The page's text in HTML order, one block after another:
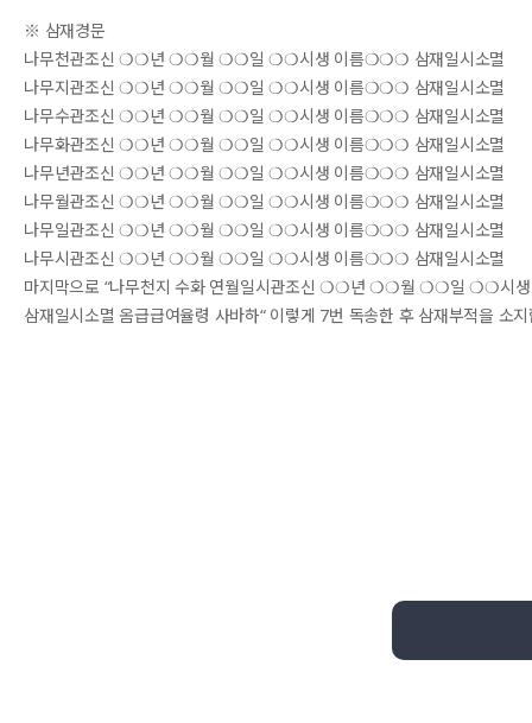
※ 삼재경문
나무천관조신 ❍❍년 ❍❍월 ❍❍일 ❍❍시생 이름❍❍❍ 삼재일시소멸
나무지관조신 ❍❍년 ❍❍월 ❍❍일 ❍❍시생 이름❍❍❍ 삼재일시소멸
나무수관조신 ❍❍년 ❍❍월 ❍❍일 ❍❍시생 이름❍❍❍ 삼재일시소멸
나무화관조신 ❍❍년 ❍❍월 ❍❍일 ❍❍시생 이름❍❍❍ 삼재일시소멸
나무년관조신 ❍❍년 ❍❍월 ❍❍일 ❍❍시생 이름❍❍❍ 삼재일시소멸
나무월관조신 ❍❍년 ❍❍월 ❍❍일 ❍❍시생 이름❍❍❍ 삼재일시소멸
나무일관조신 ❍❍년 ❍❍월 ❍❍일 ❍❍시생 이름❍❍❍ 삼재일시소멸
나무시관조신 ❍❍년 ❍❍월 ❍❍일 ❍❍시생 이름❍❍❍ 삼재일시소멸
마지막으로 “나무천지 수화 연월일시관조신 ❍❍년 ❍❍월 ❍❍일 ❍❍시
삼재일시소멸 옴급급여율령 사바하“ 이렇게 7번 독송한 후 삼재부적을 소